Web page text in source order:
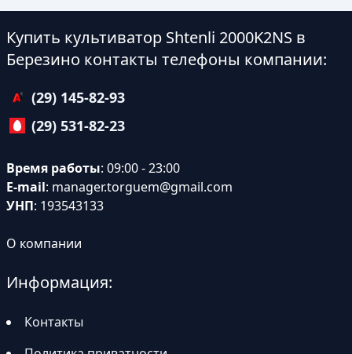
Купить культиватор Shtenli 2000K2NS в
Березино контакты телефоны компании:
(29) 145-82-93
(29) 531-82-23
Время работы: 09:00 - 23:00
E-mail: manager.torguem@gmail.com
УНП: 193543133
О компании
Информация:
Контакты